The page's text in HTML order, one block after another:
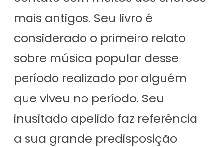
mais antigos. Seu livro é
considerado o primeiro relato
sobre música popular desse
período realizado por alguém
que viveu no período. Seu
inusitado apelido faz referência
a sua grande predisposição